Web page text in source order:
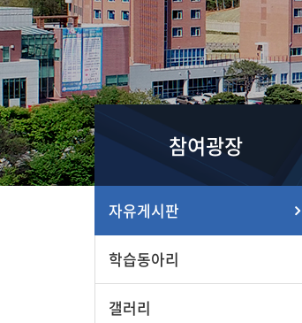
참여광장
자유게시판
학습동아리
갤러리